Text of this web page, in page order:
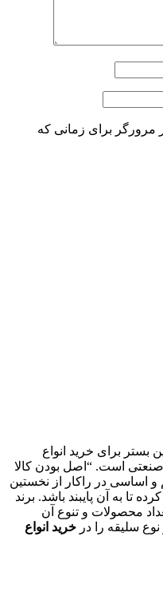
مرورگر برای زمانی که
بستر برای خرید انواع
صنعتی است. “اصل بودن کالا
اساسی در راکار از نخستین
تا به آن پایبند باشد. برند
محصولات و تنوع آن
نوع سلیقه را در خرید انواع